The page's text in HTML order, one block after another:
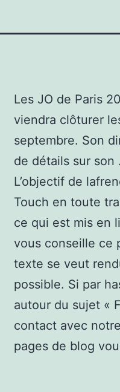
Les JO de Paris
viendra clôturer
septembre. Son
de détails sur son
L’objectif de
Touch en toute
ce qui est mis en
vous conseille ce
texte se veut
possible. Si par
autour du sujet «
contact avec
pages de blog